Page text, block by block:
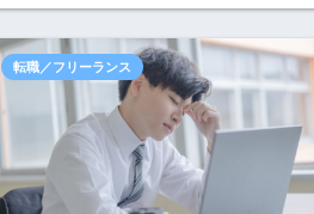
転職／フリーランス